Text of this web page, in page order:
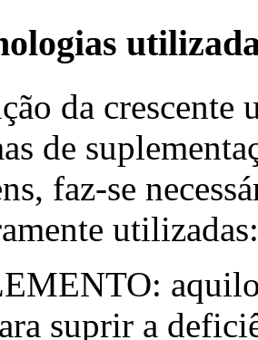
da crescente
de
faz-se
utilizadas:
suprir a